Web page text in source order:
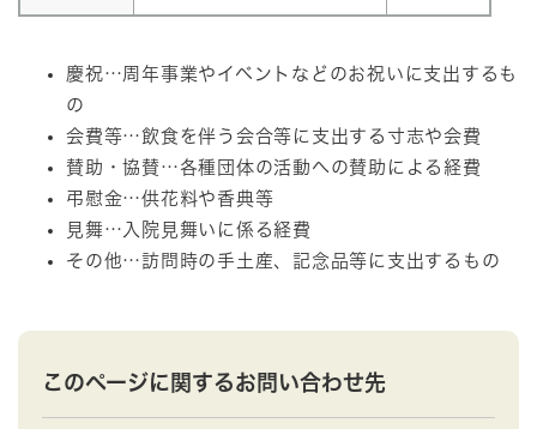
慶祝…周年事業やイベントなどのお祝いに支出するも
の
会費等…飲食を伴う会合等に支出する寸志や会費
賛助・協賛…各種団体の活動への賛助による経費
弔慰金…供花料や香典等
見舞…入院見舞いに係る経費
その他…訪問時の手土産、記念品等に支出するもの
このページに関するお問い合わせ先